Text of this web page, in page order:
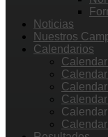
Noticias
Nuestros
Calendarios